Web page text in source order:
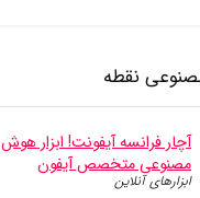
نقطه
آچار فرانسه آیفونت! ابزار هوش
مصنوعی متخصص آیفون
ابزارهای آنلاین